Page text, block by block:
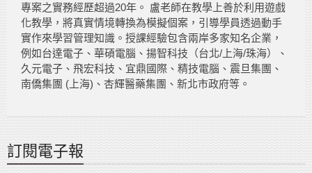
專案之實務經歷超過20年。 盧老師在教學上善於利用遊戲
化教學，將真實情境轉換為模擬個案，引導學員透過動手
實作來學習管理知識。授課經驗包含兩岸多家知名企業，
例如台達電子、華碩電腦、揚智科技（台北/上海/珠海）、
久元電子、飛宏科技、宜鼎國際、精技電腦、震旦集團、
南僑集團 (上海)、杏輝醫藥集團、新北市政府等。
訂閱電子報